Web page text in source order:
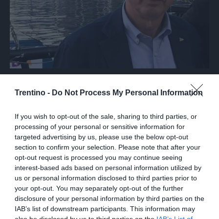
Trentino - Do Not Process My Personal Information
If you wish to opt-out of the sale, sharing to third parties, or
processing of your personal or sensitive information for
targeted advertising by us, please use the below opt-out
section to confirm your selection. Please note that after your
opt-out request is processed you may continue seeing
interest-based ads based on personal information utilized by
us or personal information disclosed to third parties prior to
your opt-out. You may separately opt-out of the further
disclosure of your personal information by third parties on the
IAB’s list of downstream participants. This information may
Torna il sereno alla Fraglia della Vela